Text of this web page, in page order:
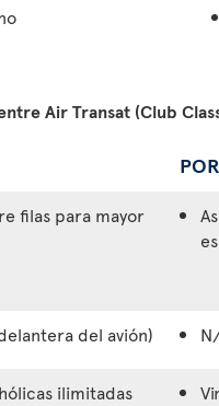
Air Transat (Club
filas para mayor
del avión)
ilimitadas